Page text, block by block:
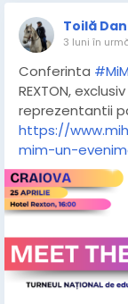
Toilă
3 luni în
Conferinta #MiM
REXTON,
reprezentantii
https://
mim-un-